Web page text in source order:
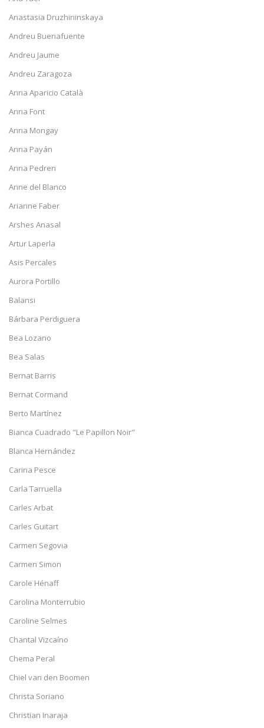
Anastasia Druzhininskaya
Andreu Buenafuente
Andreu Jaume
Andreu Zaragoza
Anna Aparicio Català
Anna Font
Anna Mongay
Anna Payán
Anna Pedren
Anne del Blanco
Arianne Faber
Arshes Anasal
Artur Laperla
Asis Percales
Aurora Portillo
Balansi
Bárbara Perdiguera
Bea Lozano
Bea Salas
Bernat Barris
Bernat Cormand
Berto Martínez
Bianca Cuadrado "Le Papillon Noir"
Blanca Hernández
Carina Pesce
Carla Tarruella
Carles Arbat
Carles Guitart
Carmen Segovia
Carmen Simon
Carole Hénaff
Carolina Monterrubio
Caroline Selmes
Chantal Vizcaíno
Chema Peral
Chiel van den Boomen
Christa Soriano
Christian Inaraja